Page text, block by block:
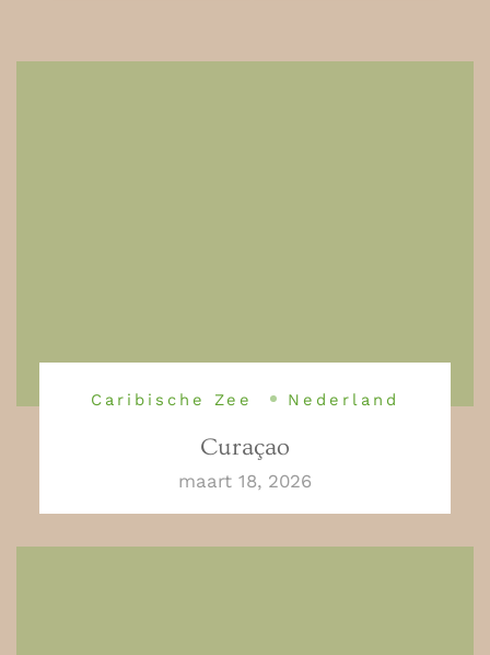
Caribische Zee Nederland
Curaçao
maart 18, 2026